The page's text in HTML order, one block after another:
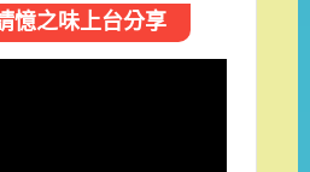
憶之味上台分享